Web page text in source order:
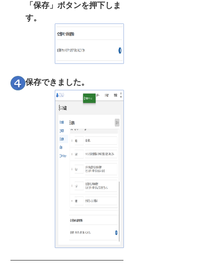
「保存」ボタンを押下しま
す。
保存できました。